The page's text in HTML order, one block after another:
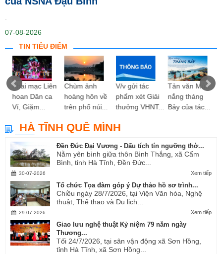
07-08-2026
TIN TIÊU ĐIỂM
Khai mạc Liên
hoan Dân ca
Ví, Giặm...
Chùm ảnh
hoàng hôn về
trên phố núi...
V/v gửi tác
phẩm xét Giải
thưởng VHNT...
Tản văn Mùa
nắng tháng
Bảy của tác...
HÀ TĨNH QUÊ MÌNH
Đền Đức Đại Vương - Dấu tích tín ngưỡng thờ...
Nằm yên bình giữa thôn Bình Thắng, xã Cẩm
Bình, tỉnh Hà Tĩnh, Đền Đức...
Xem tiếp
30-07-2026
Tổ chức Tọa đàm góp ý Dự thảo hồ sơ trình...
Chiều ngày 28/7/2026, tại Viện Văn hóa, Nghệ
thuật, Thể thao và Du lịch...
Xem tiếp
29-07-2026
Giao lưu nghệ thuật Kỷ niệm 79 năm ngày
Thương...
Tối 24/7/2026, tại sân vận động xã Sơn Hồng,
tỉnh Hà Tĩnh, xã Sơn Hồng...